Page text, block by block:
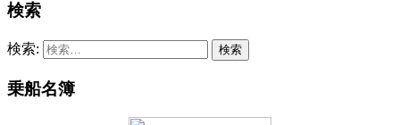
検索
検索:
乗船名簿